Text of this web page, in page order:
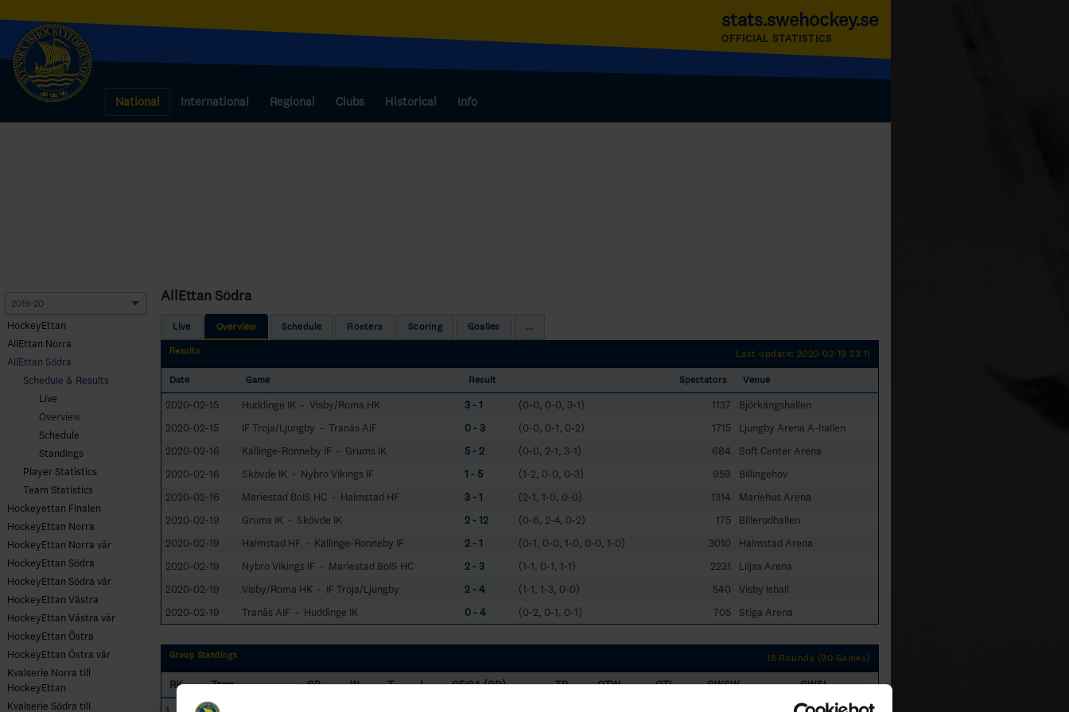
National International Regional Clubs Historical Info
stats.swehockey.se
OFFICIAL STATISTICS
HockeyEttan
AllEttan Norra
AllEttan Södra
Schedule & Results
Live
Overview
Schedule
Standings
Player Statistics
Team Statistics
Hockeyettan Finalen
HockeyEttan Norra
HockeyEttan Norra vår
HockeyEttan Södra
HockeyEttan Södra vår
HockeyEttan Västra
HockeyEttan Västra vår
HockeyEttan Östra
HockeyEttan Östra vår
Kvalserie Norra till
HockeyEttan
Kvalserie Södra till
AllEttan Södra
Live Overview Schedule Rosters Scoring Goalies ...
Results Last update: 2020-02-19 23:11
Date Game Result Spectators Venue
2020-02-15 Huddinge IK - Visby/Roma HK 3 - 1 (0-0, 0-0, 3-1) 1137
Björkängshallen
2020-02-15
IF Troja/Ljungby - Tranås AIF 0 - 3 (0-0, 0-1, 0-2) 1715
Ljungby Arena A-hallen
2020-02-16
Kallinge-Ronneby IF - Grums IK 5 - 2 (0-0, 2-1, 3-1) 684
Soft Center Arena
2020-02-16
Skövde IK - Nybro Vikings IF 1 - 5 (1-2, 0-0, 0-3) 959
Billingehov
2020-02-16
Mariestad BoIS HC - Halmstad HF 3 - 1 (2-1, 1-0, 0-0) 1314
Mariehus Arena
2020-02-19
Grums IK - Skövde IK 2 - 12 (0-6, 2-4, 0-2) 175
Billerudhallen
2020-02-19
Halmstad HF - Kallinge-Ronneby IF 2 - 1 (0-1, 0-0, 1-0, 0-0, 1-0) 3010
Halmstad Arena
2020-02-19
Nybro Vikings IF - Mariestad BoIS HC 2 - 3 (1-1, 0-1, 1-1) 2231
Liljas Arena
2020-02-19
Visby/Roma HK - IF Troja/Ljungby 2 - 4 (1-1, 1-3, 0-0) 540
Visby Ishall
2020-02-19
Tranås AIF - Huddinge IK 0 - 4 (0-2, 0-1, 0-1) 705 Stiga Arena
Group Standings 18 Rounds (90 Games)
RK Team GP W T L GF:GA (GD) TP OTW OTL GWSW
GWSL